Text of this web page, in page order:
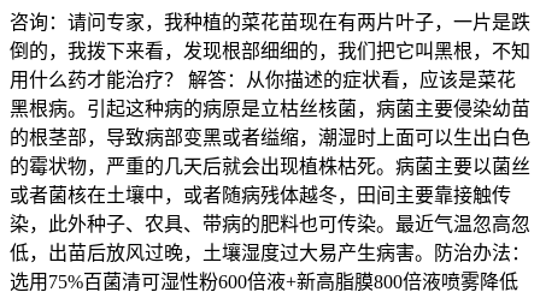
咨询：请问专家，我种植的菜花苗现在有两片叶子，一片是跌
倒的，我拨下来看，发现根部细细的，我们把它叫黑根，不知
用什么药才能治疗？ 解答：从你描述的症状看，应该是菜花
黑根病。引起这种病的病原是立枯丝核菌，病菌主要侵染幼苗
的根茎部，导致病部变黑或者缢缩，潮湿时上面可以生出白色
的霉状物，严重的几天后就会出现植株枯死。病菌主要以菌丝
或者菌核在土壤中，或者随病残体越冬，田间主要靠接触传
染，此外种子、农具、带病的肥料也可传染。最近气温忽高忽
低，出苗后放风过晚，土壤湿度过大易产生病害。防治办法：
选用75%百菌清可湿性粉600倍液+新高脂膜800倍液喷雾降低